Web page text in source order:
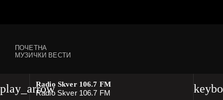
play_arrowRadio Skver 106.7 FM
Radio Skver 106.7 FM
ПОЧЕТНА
МУЗИЧКИ ВЕСТИ